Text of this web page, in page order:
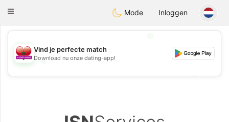
Maroc Dating
Toggle
Mode Inloggen
💖
💕
Vind je perfecte match
Download nu onze dating-app!